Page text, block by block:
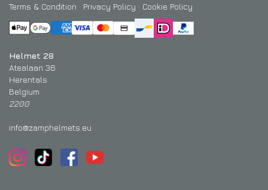
Terms & Condition · Privacy Policy · Cookie Policy
Helmet 28
Atealaan 36
Herentals
Belgium
2200
info@zamphelmets.eu